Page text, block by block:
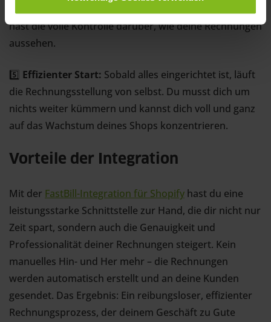
hast die volle Kontrolle darüber, wie deine Rechnungen
aussehen.
5️⃣ Effizienter Start: Sobald alles eingerichtet ist, läuft
die Rechnungsstellung von selbst. Du musst dich um
nichts weiter kümmern und kannst dich voll und ganz
auf das Wachstum deines Shops konzentrieren.
Vorteile der Integration
Mit der FastBill-Integration für Shopify hast du eine
leistungsstarke Schnittstelle zur Hand, die dir nicht nur
Zeit spart, sondern auch die Genauigkeit und
Professionalität deiner Rechnungen steigert. Kein
manuelles Hin- und Her mehr – die Rechnungen
werden automatisch erstellt und an deine Kunden
gesendet. Das Ergebnis: Ein reibungsloser, effizienter
Rechnungsprozess, der deinem Geschäft zu Gute